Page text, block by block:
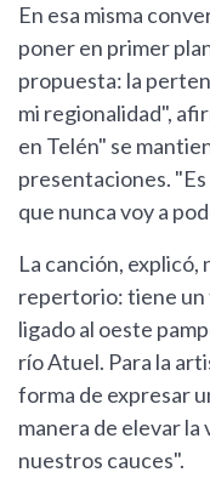
En esa misma
poner en primer
propuesta: la
mi regionalidad",
en Telén" se
presentaciones.
que nunca voy a
La canción, explicó,
repertorio: tiene
ligado al oeste
río Atuel. Para la
forma de expresar
manera de elevar la
nuestros cauces".